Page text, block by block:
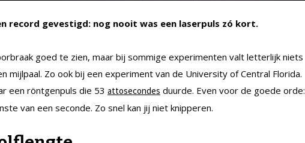
record gevestigd: nog nooit was een laserpuls zó kort.
goed te zien, maar bij sommige experimenten valt letterlijk niets
mijlpaal. Zo ook bij een experiment van de University of Central Florida.
een röntgenpuls die 53 attosecondes duurde. Even voor de goede orde:
van een seconde. Zo snel kan jij niet knipperen.